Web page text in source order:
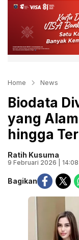
Home News
Biodata
yang
hingga
Ratih Kusuma
9 Februari 2026 | 14:08
Bagikan